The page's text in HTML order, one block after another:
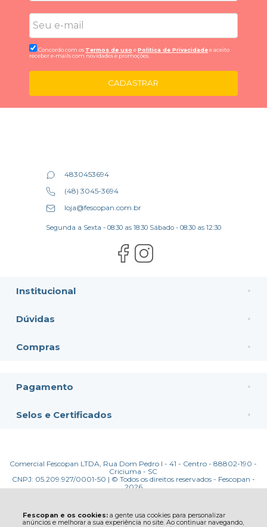
Fescopan e os cookies:a gente usa cookies para personalizar
anúncios e melhorar a sua experiência no site. Ao continuar navegando,
Concordo com os Termos de uso ePolitica de Privacidadee aceito
receber e-mails com novidades e promoções.
CADASTRAR
Institucional
Dúvidas
Compras
4830453694
(48) 3045-3694
loja@fescopan.com.br
Segunda a Sexta - 08:30 as 18:30 Sábado - 08:30 as 12:30
Pagamento
Selos e Certificados
Comercial Fescopan LTDA, Rua Dom Pedro I - 41 - Centro - 88802-190 -
Criciuma - SC
CNPJ: 05.209.927/0001-50 | © Todos os direitos reservados - Fescopan -
2026